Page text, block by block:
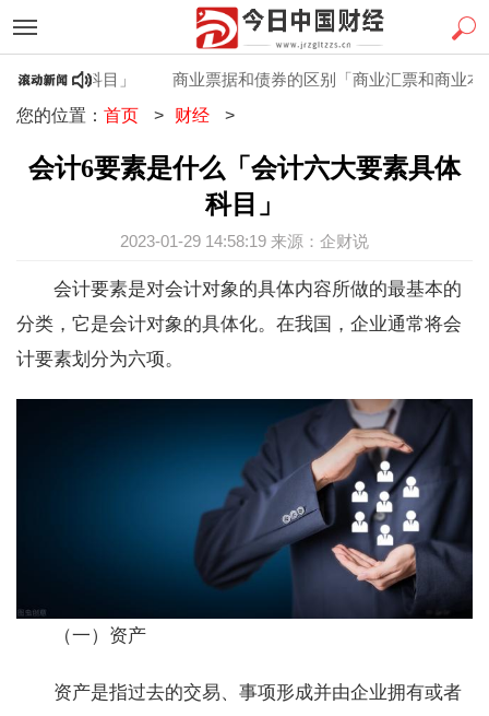
具体科目」
商业票据和债券的区别「商业汇票和商业本票
您的位置： 首页 > 财经 >
会计6要素是什么「会计六大要素具体
科目」
2023-01-29 14:58:19 来源：企财说
会计要素是对会计对象的具体内容所做的最基本的
分类，它是会计对象的具体化。在我国，企业通常将会
计要素划分为六项。
（一）资产
资产是指过去的交易、事项形成并由企业拥有或者